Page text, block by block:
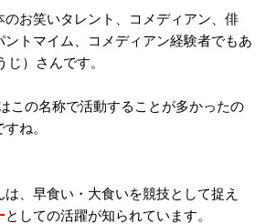
お笑いタレント、コメディアン、俳
トマイム、コメディアン経験者でもあ
）さんです。
この名称で活動することが多かったの
ね。
、早食い・大食いを競技として捉え
としての活躍が知られています。